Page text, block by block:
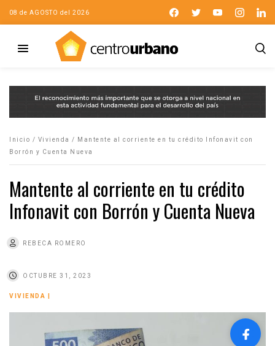
08 de AGOSTO del 2026
Inicio / Vivienda /
Mantente al corriente en tu crédito Infonavit con
Borrón y Cuenta Nueva
Mantente al corriente en tu crédito
Infonavit con Borrón y Cuenta Nueva
REBECA ROMERO
OCTUBRE 31, 2023
VIVIENDA